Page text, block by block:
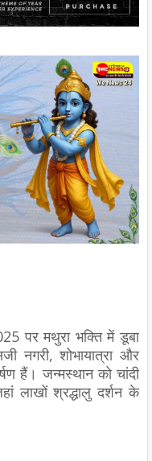
पर मथुरा भक्ति में डूबा
नगरी, शोभायात्रा और
हैं। जन्मस्थान को चांदी
लाखों श्रद्धालु दर्शन के